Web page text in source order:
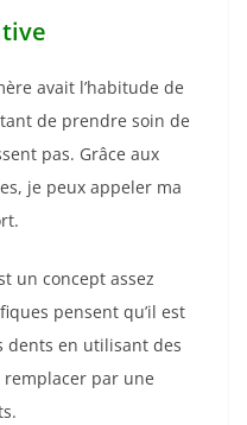
avait l’habitude de
de prendre soin de
pas. Grâce aux
je peux appeler ma
un concept assez
pensent qu’il est
dents en utilisant des
par une